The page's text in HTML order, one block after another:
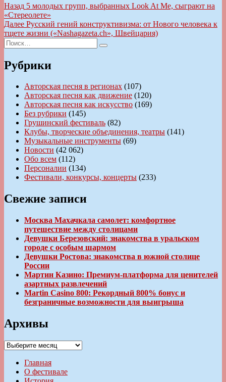
Навигация
по
записям
Назад Предыдущая
запись:
5 молодых групп, выбранных Look At Me, сыграют на
«Стереолете»
Далее Следующая
запись:
Русский гений конструктивизма: от Нового человека к
тщете жизни («Nashagazeta.ch», Швейцария)
Искать:
Поиск
Рубрики
Авторская песня в регионах (107)
Авторская песня как движение (120)
Авторская песня как искусство (169)
Без рубрики (145)
Грушинский фестиваль (82)
Клубы, творческие объединения, театры (141)
Музыкальные инструменты (69)
Новости (42 062)
Обо всем (112)
Персоналии (134)
Фестивали, конкурсы, концерты (233)
Свежие записи
Москва Махачкала самолет: комфортное
путешествие между столицами
Девушки Березовский: знакомства в уральском
городе с особым шармом
Девушки Ростова: знакомства в южной столице
России
Мартин Казино: Премиум-платформа для ценителей
азартных развлечений
Martin Casino 800: Рекордный 800% бонус и
безграничные возможности для выигрыша
Архивы
Архивы
Главная
О фестивале